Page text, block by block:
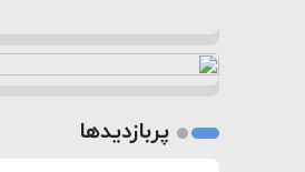
پربازدیدها